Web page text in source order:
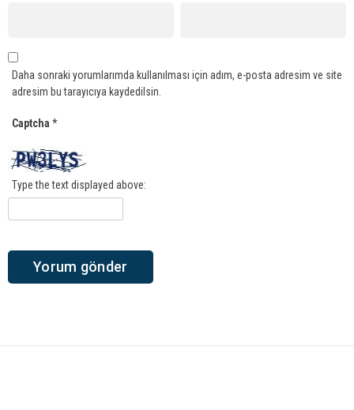
Daha sonraki yorumlarımda kullanılması için adım, e-posta adresim ve site
adresim bu tarayıcıya kaydedilsin.
Captcha *
Type the text displayed above: